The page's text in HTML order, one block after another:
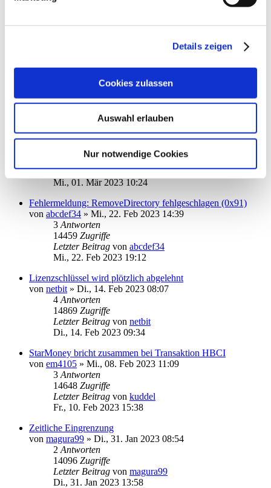
Details zeigen
Cookies zulassen
Auswahl erlauben
Nur notwendige Cookies
Zugriffe
Letzter BeitragvonZorro 01
Mi., 08. Mär 2023 10:31
vonPaul Dorn»Mo., 09. Jan 2023 09:17
Antworten
Zugriffe
Letzter Beitragvonebi_f
Mi., 01. Mär 2023 10:24
Fehlermeldung: RemoveDirectory fehlgeschlagen (0x91)
von abcdef34 » Mi., 22. Feb 2023 14:39
3 Antworten
14459 Zugriffe
Letzter Beitrag von abcdef34
Mi., 22. Feb 2023 19:12
Lizenzschlüssel wird plötzlich abgelehnt
von netbit » Di., 14. Feb 2023 08:07
4 Antworten
14869 Zugriffe
Letzter Beitrag von netbit
Di., 14. Feb 2023 09:34
StarMoney bricht zusammen bei Transaktion HBCI
von em4105 » Mi., 08. Feb 2023 11:09
3 Antworten
14648 Zugriffe
Letzter Beitrag von kuddel
Fr., 10. Feb 2023 15:38
Zeitliche Eingrenzung
von magura99 » Di., 31. Jan 2023 08:54
2 Antworten
14096 Zugriffe
Letzter Beitrag von magura99
Di., 31. Jan 2023 13:58